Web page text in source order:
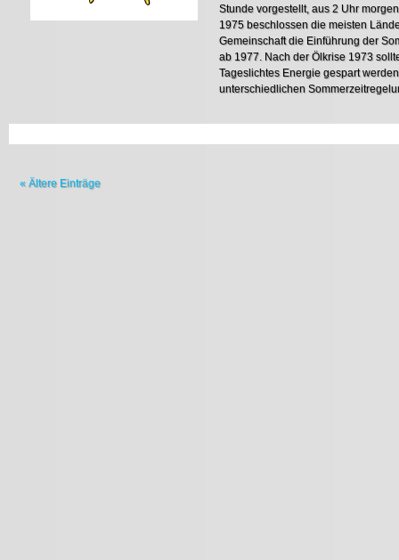
Stunde vorgestellt, aus 2 Uhr
1975 beschlossen die meisten
Gemeinschaft die Einführung der
ab 1977. Nach der Ölkrise 1973
Tageslichtes Energie gespart
unterschiedlichen
« Ältere Einträge